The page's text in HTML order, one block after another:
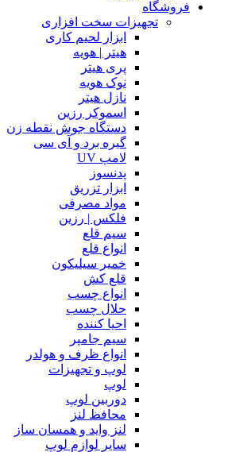
فروشگاه
تجهیزات سخت افزاری
ابزار لحیم کاری
هیتر | هویه
پری هیتر
نوک هویه
نازل هیتر
اسموکر رزین
دستگاه جوش نقطه زن
گیره برد و آی سی
لامپ UV
پدنسوز
ابزار تزریق
مواد مصرفی
فلکس | رزین
سیم قلع
انواع قلع
خمیر سیلیکون
قلع کش
انواع چسب
حلال چسب
احیا کننده
سیم جامپر
انواع ظرف و هولدر
لوپ و تجهیزات
لوپ
دوربین لوپ
محافظ لنز
لنز واید و همسان ساز
سایر لوازم لوپ